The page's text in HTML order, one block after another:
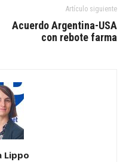
Artículo siguiente
Acuerdo Argentina-USA
con rebote farma
Lippo